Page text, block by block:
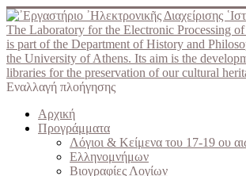
The Laboratory for the Electronic Processing
is part of the Department of History and
the University of Athens. Its aim is the
libraries for the preservation of our cultural
Εναλλαγή πλοήγησης
Αρχική
Προγράμματα
Λόγιοι & Κείμενα του 17-19 ου
Ελληνομνήμων
Βιογραφίες Λογίων